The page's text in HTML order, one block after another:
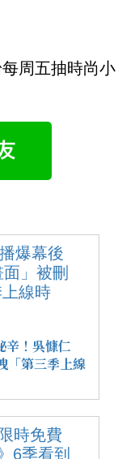
每周五抽時尚小
辛！吳慷仁
「第三季上線